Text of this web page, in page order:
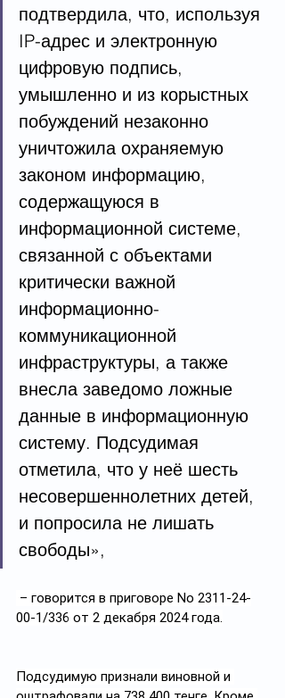
подтвердила, что, используя
IP-адрес и электронную
цифровую подпись,
умышленно и из корыстных
побуждений незаконно
уничтожила охраняемую
законом информацию,
содержащуюся в
информационной системе,
связанной с объектами
критически важной
информационно-
коммуникационной
инфраструктуры, а также
внесла заведомо ложные
данные в информационную
систему. Подсудимая
отметила, что у неё шесть
несовершеннолетних детей,
и попросила не лишать
свободы»,
– говорится в приговоре No 2311-24-
00-1/336 от 2 декабря 2024 года.
Подсудимую признали виновной и